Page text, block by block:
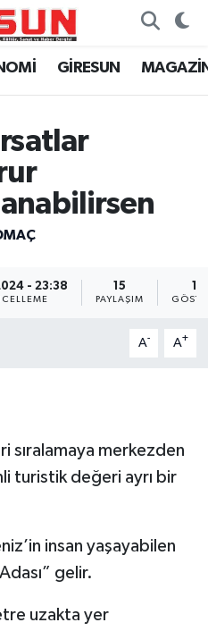
GİRESUN
- 23:38 15
PAYLAŞIM
10
A- A+
sıralamaya merkezden
turistik değeri ayrı bir
insan yaşayabilen
gelir.
uzakta yer
ve Fikstür